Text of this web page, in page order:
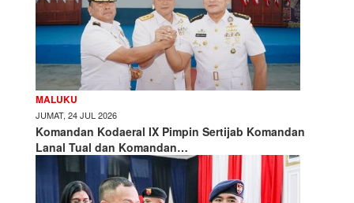
MALUKU
JUMAT, 24 JUL 2026
Komandan Kodaeral IX Pimpin Sertijab Komandan
Lanal Tual dan Komandan…